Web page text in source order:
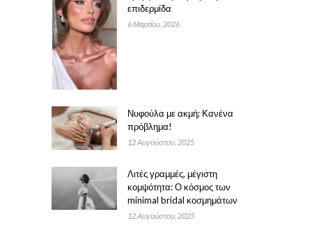
επιδερμίδα
6 Μαρτίου, 2026
Νυφούλα με ακμή; Κανένα
πρόβλημα!
12 Αυγούστου, 2025
Λιτές γραμμές, μέγιστη
κομψότητα: Ο κόσμος των
minimal bridal κοσμημάτων
12 Αυγούστου, 2025